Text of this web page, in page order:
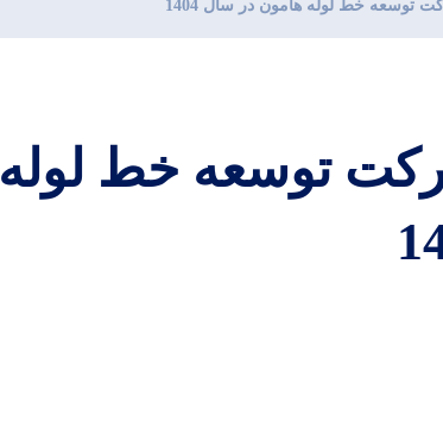
توسعه خط لوله هامون در سال 1404
توسعه خط لوله